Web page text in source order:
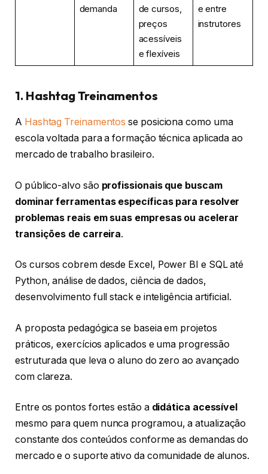
demanda
de cursos,
preços
acessíveis
e flexíveis
e entre
instrutores
1. Hashtag Treinamentos
A Hashtag Treinamentos se posiciona como uma
escola voltada para a formação técnica aplicada ao
mercado de trabalho brasileiro.
O público-alvo são profissionais que buscam
dominar ferramentas específicas para resolver
problemas reais em suas empresas ou acelerar
transições de carreira.
Os cursos cobrem desde Excel, Power BI e SQL até
Python, análise de dados, ciência de dados,
desenvolvimento full stack e inteligência artificial.
A proposta pedagógica se baseia em projetos
práticos, exercícios aplicados e uma progressão
estruturada que leva o aluno do zero ao avançado
com clareza.
Entre os pontos fortes estão a didática acessível
mesmo para quem nunca programou, a atualização
constante dos conteúdos conforme as demandas do
mercado e o suporte ativo da comunidade de alunos.